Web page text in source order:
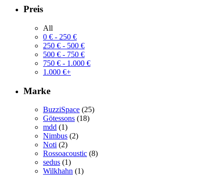
Preis
All
0 € - 250 €
250 € - 500 €
500 € - 750 €
750 € - 1.000 €
1.000 €+
Marke
BuzziSpace (25)
Götessons (18)
mdd (1)
Nimbus (2)
Noti (2)
Rossoacoustic (8)
sedus (1)
Wilkhahn (1)